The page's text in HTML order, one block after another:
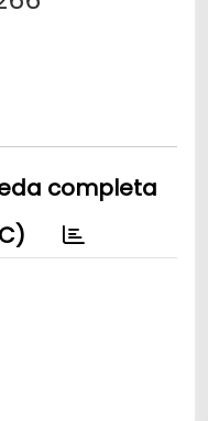
completa